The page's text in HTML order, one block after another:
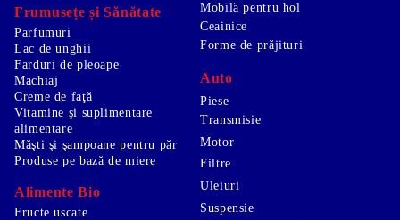
Frumusețe și Sănătate
Parfumuri
Lac de unghii
Farduri de pleoape
Machiaj
Creme de faţă
Vitamine şi suplimentare
alimentare
Măşti şi şampoane pentru păr
Produse pe bază de miere
Alimente Bio
Fructe uscate
Mobilă pentru hol
Ceainice
Forme de prăjituri
Auto
Piese
Transmisie
Motor
Filtre
Uleiuri
Suspensie